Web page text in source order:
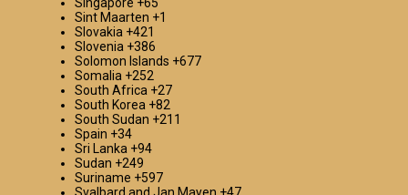
Sint Maarten +1
Slovakia +421
Slovenia +386
Solomon Islands +677
Somalia +252
South Africa +27
South Korea +82
South Sudan +211
Spain +34
Sri Lanka +94
Sudan +249
Suriname +597